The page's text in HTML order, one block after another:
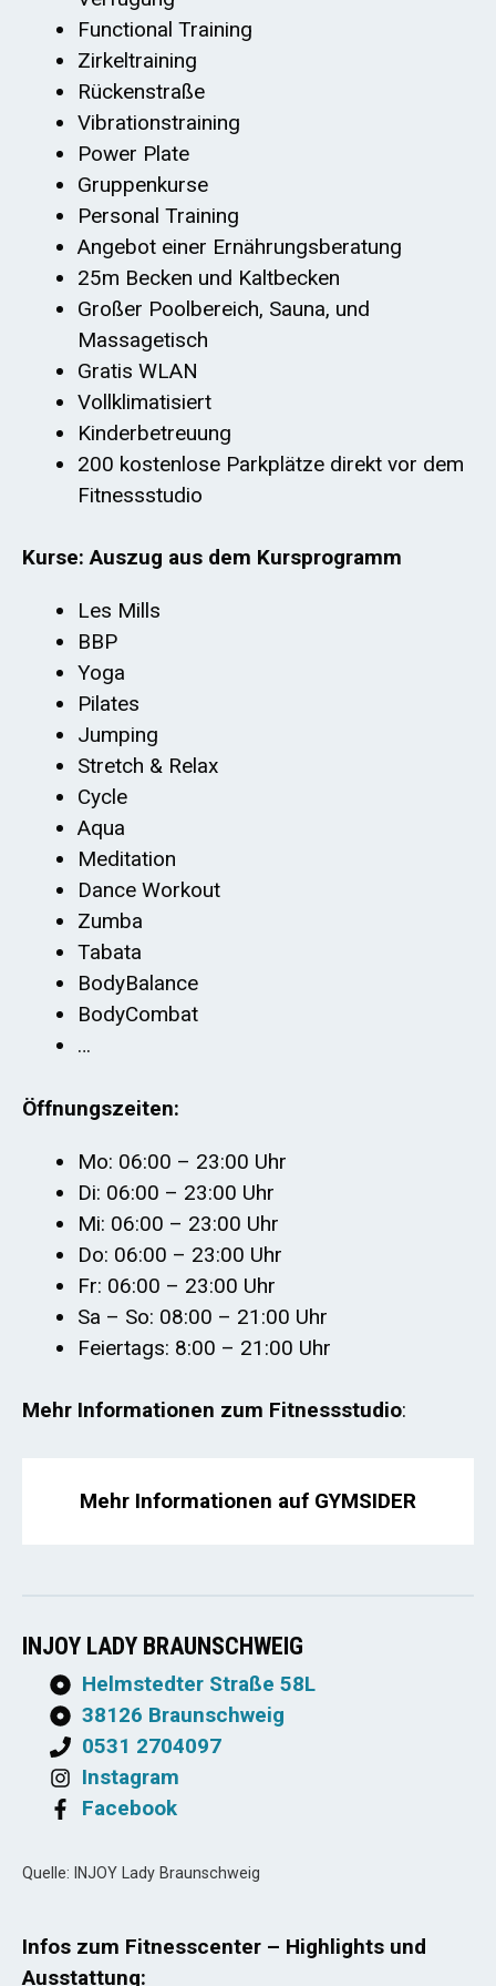
Functional Training
Zirkeltraining
Rückenstraße
Vibrationstraining
Power Plate
Gruppenkurse
Personal Training
Angebot einer Ernährungsberatung
25m Becken und Kaltbecken
Großer Poolbereich, Sauna, und
Massagetisch
Gratis WLAN
Vollklimatisiert
Kinderbetreuung
200 kostenlose Parkplätze direkt vor dem
Fitnessstudio
Kurse: Auszug aus dem Kursprogramm
Les Mills
BBP
Yoga
Pilates
Jumping
Stretch & Relax
Cycle
Aqua
Meditation
Dance Workout
Zumba
Tabata
BodyBalance
BodyCombat
…
Öffnungszeiten:
Mo: 06:00 – 23:00 Uhr
Di: 06:00 – 23:00 Uhr
Mi: 06:00 – 23:00 Uhr
Do: 06:00 – 23:00 Uhr
Fr: 06:00 – 23:00 Uhr
Sa – So: 08:00 – 21:00 Uhr
Feiertags: 8:00 – 21:00 Uhr
Mehr Informationen zum Fitnessstudio:
Mehr Informationen auf GYMSIDER
INJOY LADY BRAUNSCHWEIG
Helmstedter Straße 58L
38126 Braunschweig
0531 2704097
Instagram
Facebook
Quelle: INJOY Lady Braunschweig
Infos zum Fitnesscenter – Highlights und
Ausstattung: